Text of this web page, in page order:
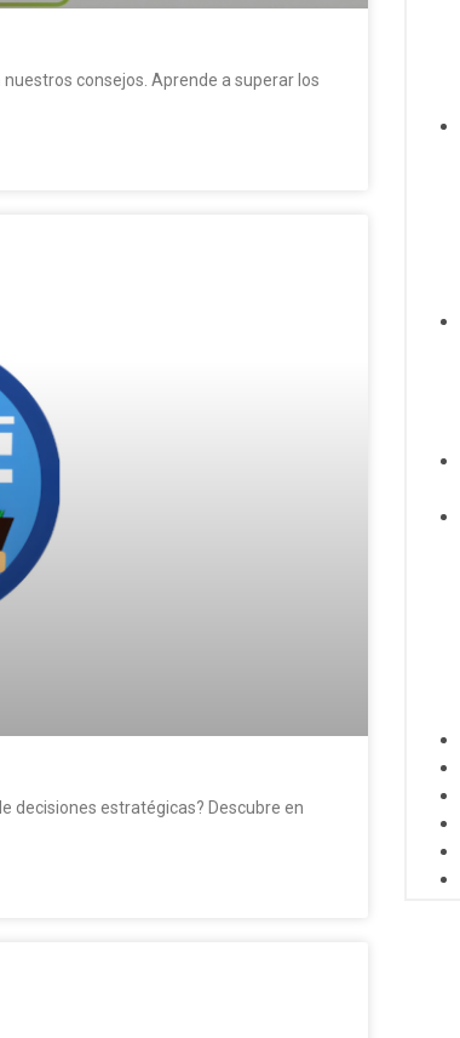
consejos. Aprende a superar los
decisiones estratégicas? Descubre en